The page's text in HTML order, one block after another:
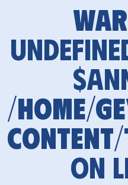
/home/
content/
on